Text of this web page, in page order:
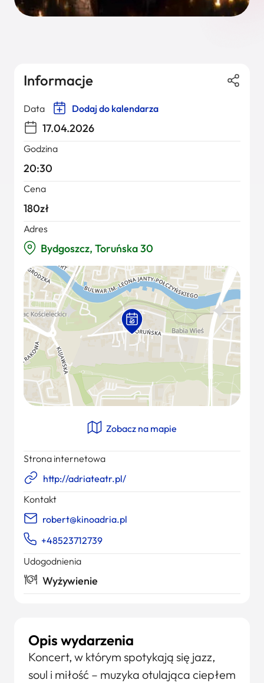
Opis wydarzenia
Koncert, w którym spotykają się jazz,
soul i miłość – muzyka otulająca ciepłem
Informacje
Data Dodaj do kalendarza
17.04.2026
Godzina
20:30
Cena
180zł
Adres
Bydgoszcz, Toruńska 30
Zobacz na mapie
Strona internetowa
http://adriateatr.pl/
Kontakt
robert@kinoadria.pl
+48523712739
Udogodnienia
Wyżywienie